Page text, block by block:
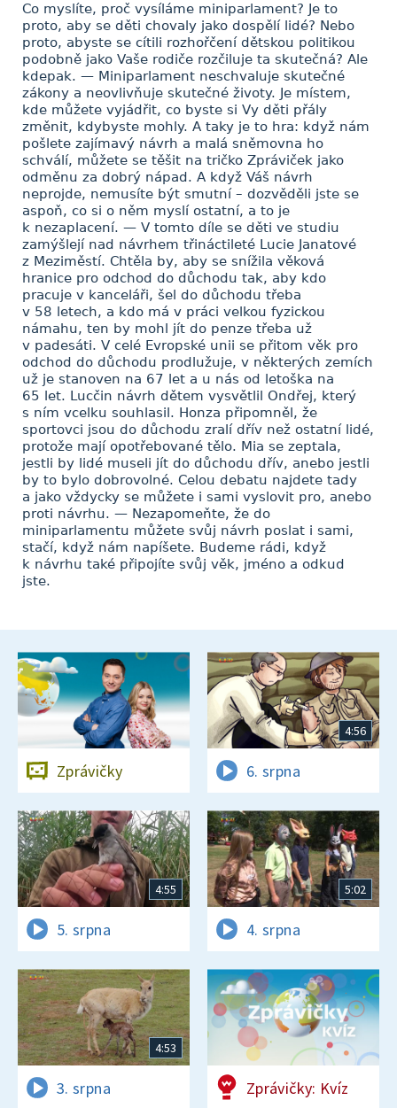
Co myslíte, proč vysíláme miniparlament? Je to
proto, aby se děti chovaly jako dospělí lidé? Nebo
proto, abyste se cítili rozhořčení dětskou politikou
podobně jako Vaše rodiče rozčiluje ta skutečná? Ale
kdepak. — Miniparlament neschvaluje skutečné
zákony a neovlivňuje skutečné životy. Je místem,
kde můžete vyjádřit, co byste si Vy děti přály
změnit, kdybyste mohly. A taky je to hra: když nám
pošlete zajímavý návrh a malá sněmovna ho
schválí, můžete se těšit na tričko Zpráviček jako
odměnu za dobrý nápad. A když Váš návrh
neprojde, nemusíte být smutní – dozvěděli jste se
aspoň, co si o něm myslí ostatní, a to je
k nezaplacení. — V tomto díle se děti ve studiu
zamýšlejí nad návrhem třináctileté Lucie Janatové
z Meziměstí. Chtěla by, aby se snížila věková
hranice pro odchod do důchodu tak, aby kdo
pracuje v kanceláři, šel do důchodu třeba
v 58 letech, a kdo má v práci velkou fyzickou
námahu, ten by mohl jít do penze třeba už
v padesáti. V celé Evropské unii se přitom věk pro
odchod do důchodu prodlužuje, v některých zemích
už je stanoven na 67 let a u nás od letoška na
65 let. Lucčin návrh dětem vysvětlil Ondřej, který
s ním vcelku souhlasil. Honza připomněl, že
sportovci jsou do důchodu zralí dřív než ostatní lidé,
protože mají opotřebované tělo. Mia se zeptala,
jestli by lidé museli jít do důchodu dřív, anebo jestli
by to bylo dobrovolné. Celou debatu najdete tady
a jako vždycky se můžete i sami vyslovit pro, anebo
proti návrhu. — Nezapomeňte, že do
miniparlamentu můžete svůj návrh poslat i sami,
stačí, když nám napíšete. Budeme rádi, když
k návrhu také připojíte svůj věk, jméno a odkud
jste.
Zprávičky
4:56
6. srpna
4:55
5. srpna
5:02
4. srpna
4:53
3. srpna Zprávičky: Kvíz